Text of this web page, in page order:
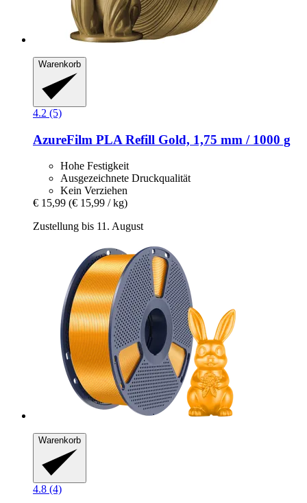
Warenkorb
4.2 (5)
AzureFilm PLA Refill Gold, 1,75 mm / 1000 g
Hohe Festigkeit
Ausgezeichnete Druckqualität
Kein Verziehen
€ 15,99 (€ 15,99 / kg)
Zustellung bis 11. August
Warenkorb
4.8 (4)